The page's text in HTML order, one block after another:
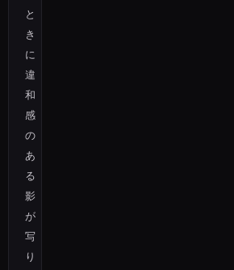
と
き
に
違
和
感
の
あ
る
影
が
写
り